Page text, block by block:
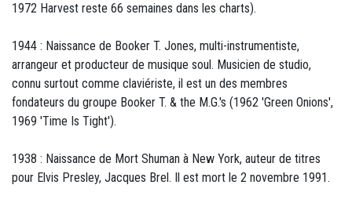
1972 Harvest reste 66 semaines dans les charts).
1944 : Naissance de Booker T. Jones, multi-instrumentiste,
arrangeur et producteur de musique soul. Musicien de studio,
connu surtout comme claviériste, il est un des membres
fondateurs du groupe Booker T. & the M.G.'s (1962 'Green Onions',
1969 'Time Is Tight').
1938 : Naissance de Mort Shuman à New York, auteur de titres
pour Elvis Presley, Jacques Brel. Il est mort le 2 novembre 1991.